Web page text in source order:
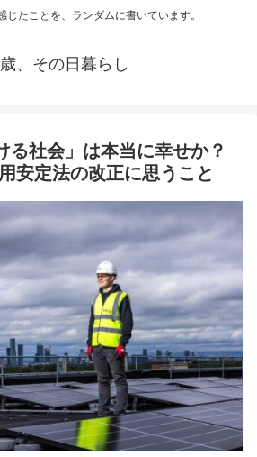
じたことを、ランダムに書いています。
、その日暮らし
る社会」は本当に幸せか？
安定法の改正に思うこと